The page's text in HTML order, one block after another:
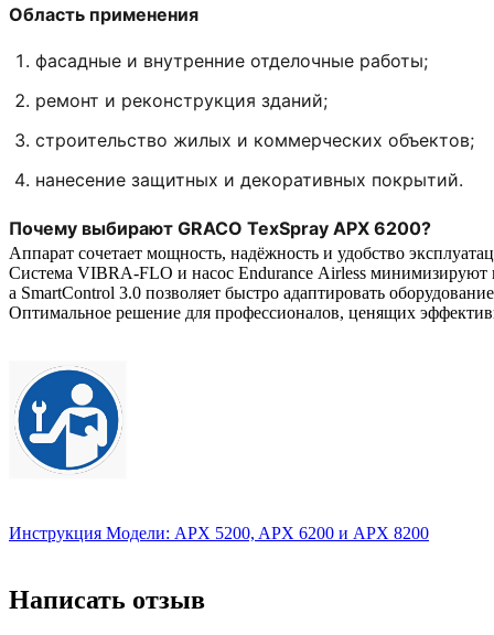
Область применения
фасадные и внутренние отделочные работы;
ремонт и реконструкция зданий;
строительство жилых и коммерческих объектов;
нанесение защитных и декоративных покрытий.
Почему выбирают GRACO TexSpray APX 6200?
Аппарат сочетает мощность, надёжность и удобство
Система VIBRA‑FLO и насос Endurance Airless минимизируют
а SmartControl 3.0 позволяет быстро адаптировать оборудование
Оптимальное решение для профессионалов, ценящих
Инструкция Модели: APX 5200, APX 6200 и APX 8200
Написать отзыв